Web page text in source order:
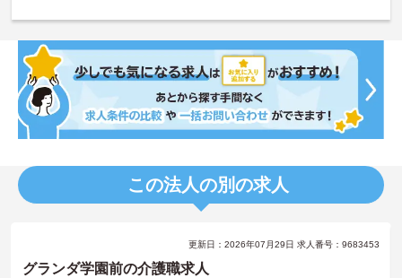
この法人の別の求人
更新日：2026年07月29日 求人番号：9683453
グランダ学園前の介護職求人